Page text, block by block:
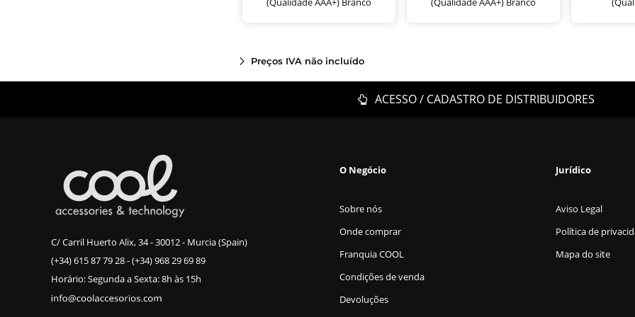
Preços IVA não incluído
ACESSO / CADASTRO DE DISTRIBUIDORES
C/ Carril Huerto Alix, 34 - 30012 - Murcia (Spain)
(+34) 615 87 79 28-(+34) 968 29 69 89
Horário: Segunda a Sexta: 8h às 15h
O Negócio
Sobre nós
Onde comprar
Franquia COOL
Condições de venda
Devoluções
Jurídico
Aviso Legal
Política de
Mapa do site